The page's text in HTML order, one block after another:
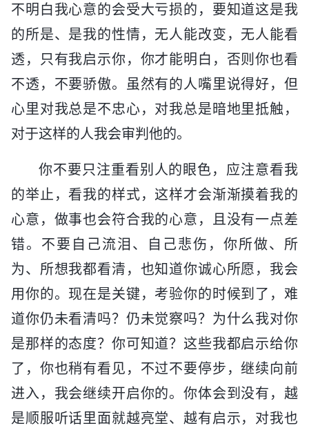
不明白我心意的会受大亏损的，要知道这是我
的所是、是我的性情，无人能改变，无人能看
透，只有我启示你，你才能明白，否则你也看
不透，不要骄傲。虽然有的人嘴里说得好，但
心里对我总是不忠心，对我总是暗地里抵触，
对于这样的人我会审判他的。
你不要只注重看别人的眼色，应注意看我
的举止，看我的样式，这样才会渐渐摸着我的
心意，做事也会符合我的心意，且没有一点差
错。不要自己流泪、自己悲伤，你所做、所
为、所想我都看清，也知道你诚心所愿，我会
用你的。现在是关键，考验你的时候到了，难
道你仍未看清吗？仍未觉察吗？为什么我对你
是那样的态度？你可知道？这些我都启示给你
了，你也稍有看见，不过不要停步，继续向前
进入，我会继续开启你的。你体会到没有，越
是顺服听话里面就越亮堂、越有启示，对我也